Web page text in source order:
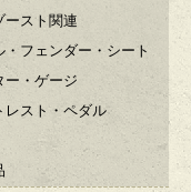
ースト関連
・フェンダー・シート
ー・ゲージ
レスト・ペダル